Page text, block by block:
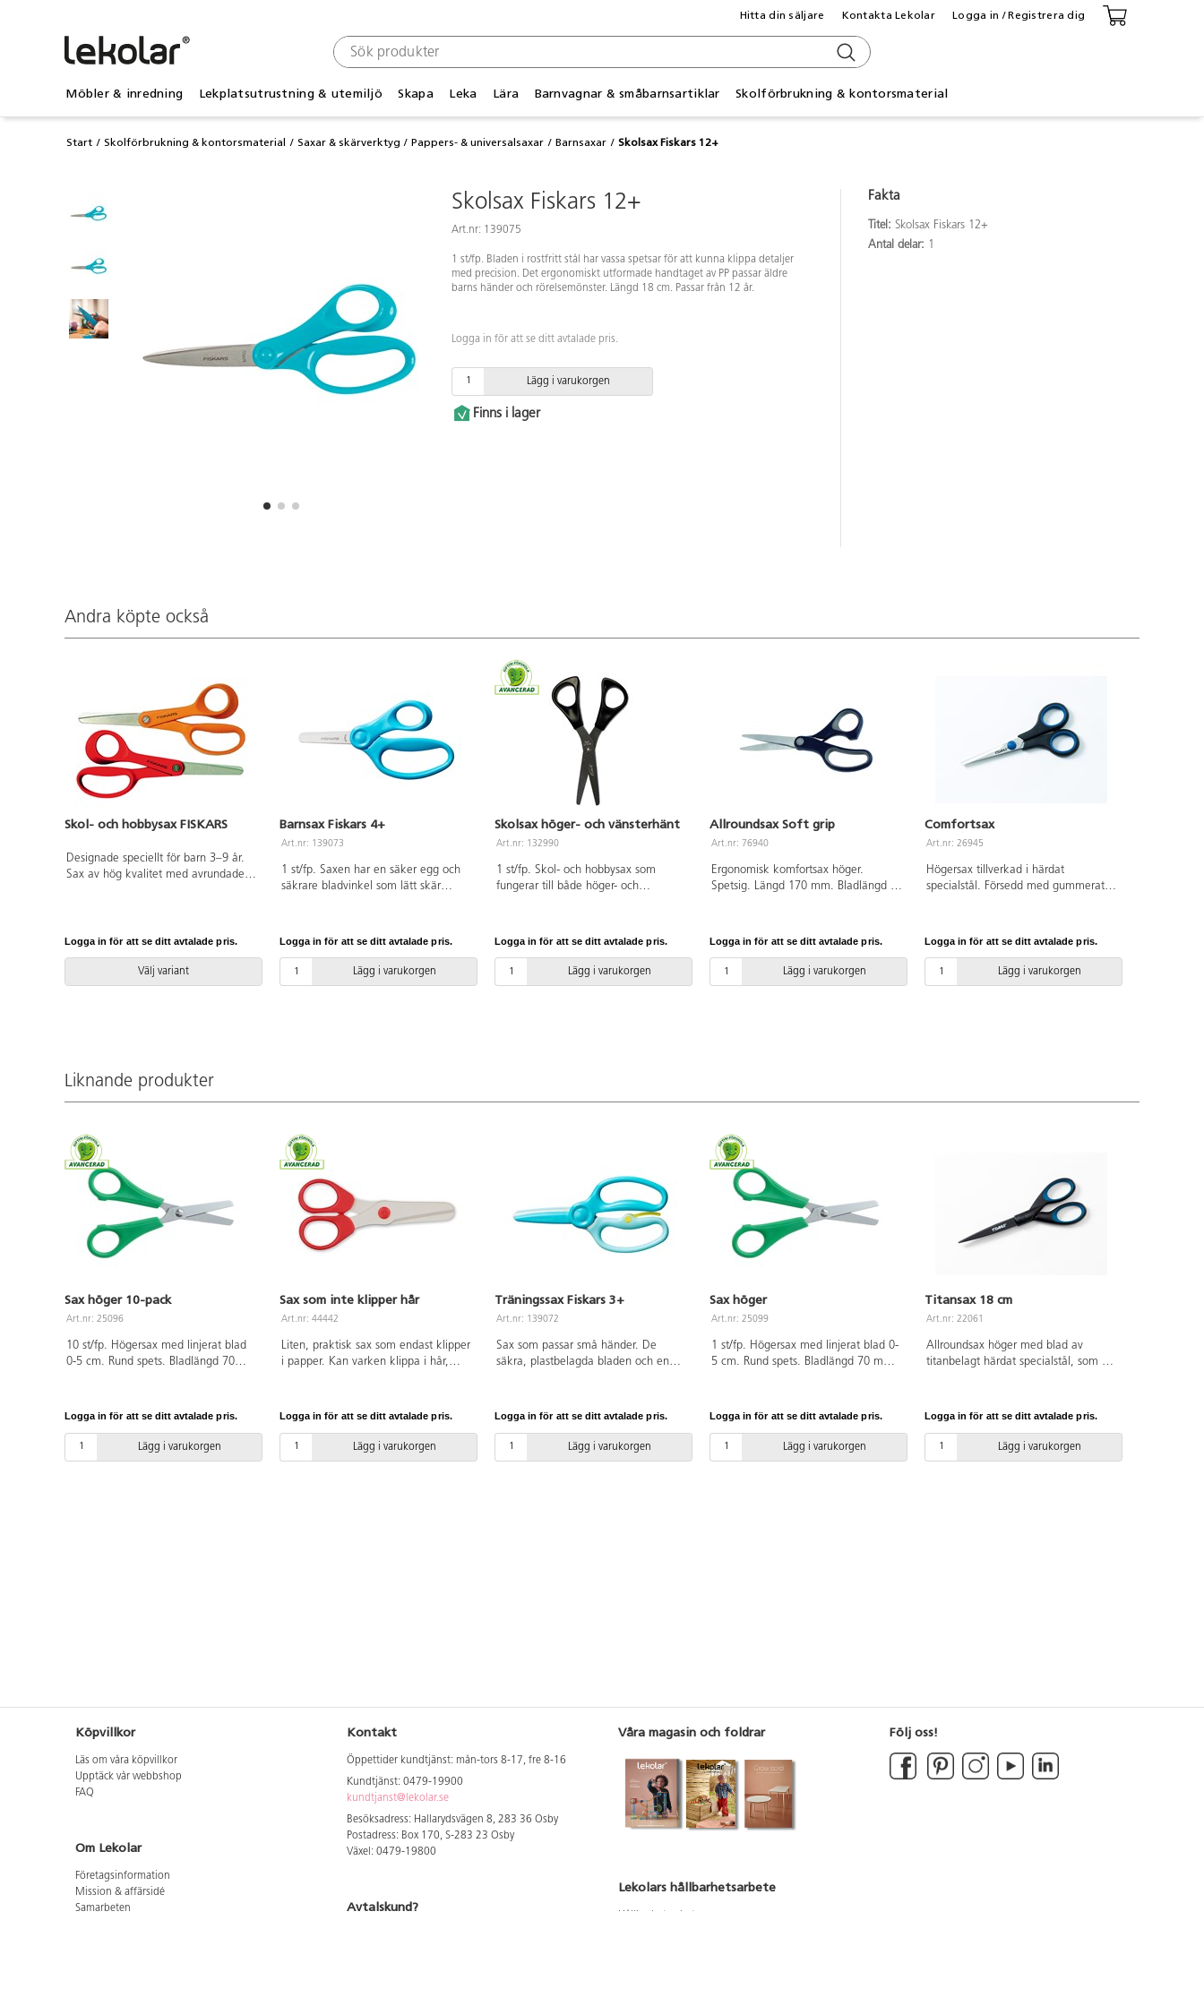
Möbler & inredning Lekplatsutrustning & utemiljö Skapa Leka Lära Barnvagnar & småbarnsartiklar Skolförbrukning & kontorsmaterial
Hitta din säljare Kontakta Lekolar Logga in / Registrera dig
Start Skolförbrukning & kontorsmaterial Saxar & skärverktyg Pappers- & universalsaxar Barnsaxar Skolsax Fiskars 12+
Skolsax Fiskars 12+
Art.nr: 139075
1 st/fp. Bladen i rostfritt stål har vassa spetsar för att kunna klippa detaljer
med precision. Det ergonomiskt utformade handtaget av PP passar äldre
barns händer och rörelsemönster. Längd 18 cm. Passar från 12 år.
Logga in för att se ditt avtalade pris.
Lägg i varukorgen
Finns i lager
Fakta
Titel: Skolsax Fiskars 12+
Antal delar: 1
Andra köpte också
Skol- och hobbysax FISKARS
Designade speciellt för barn 3–9 år.
Sax av hög kvalitet med avrundade
Logga in för att se ditt avtalade pris.
Välj variant
Barnsax Fiskars 4+
Art.nr: 139073
1 st/fp. Saxen har en säker egg och
säkrare bladvinkel som lätt skär
cm. Handtag av PP, bladen av rostfritt
stål. Passar barn från 6 år.
Logga in för att se ditt avtalade pris.
Lägg i varukorgen
Skolsax höger- och vänsterhänt
Art.nr: 132990
1 st/fp. Skol- och hobbysax som
fungerar till både höger- och
Logga in för att se ditt avtalade pris.
Lägg i varukorgen
Allroundsax Soft grip
Art.nr: 76940
Ergonomisk komfortsax höger.
Spetsig. Längd 170 mm. Bladlängd 75
Logga in för att se ditt avtalade pris.
Lägg i varukorgen
Comfortsax
Art.nr: 26945
Högersax tillverkad i härdat
specialstål. Försedd med gummerat
Logga in för att se ditt avtalade pris.
Lägg i varukorgen
Liknande produkter
Sax höger 10-pack
Art.nr: 25096
10 st/fp. Högersax med linjerat blad
0-5 cm. Rund spets. Bladlängd 70
Logga in för att se ditt avtalade pris.
Lägg i varukorgen
Sax som inte klipper hår
Art.nr: 44442
Liten, praktisk sax som endast klipper
i papper. Kan varken klippa i hår,
Logga in för att se ditt avtalade pris.
Lägg i varukorgen
Träningssax Fiskars 3+
Art.nr: 139072
Sax som passar små händer. De
säkra, plastbelagda bladen och en
kan fällas upp så att saxen öppnas
och stängs som en vanlig sax. De
Logga in för att se ditt avtalade pris.
Lägg i varukorgen
Sax höger
Art.nr: 25099
1 st/fp. Högersax med linjerat blad 0-
5 cm. Rund spets. Bladlängd 70 mm.
Logga in för att se ditt avtalade pris.
Lägg i varukorgen
Titansax 18 cm
Art.nr: 22061
Allroundsax höger med blad av
titanbelagt härdat specialstål, som ger
längd 18 cm. Bladlängd 8,2 cm.
Logga in för att se ditt avtalade pris.
Lägg i varukorgen
Köpvillkor
Läs om våra köpvillkor
Upptäck vår webbshop
FAQ
Om Lekolar
Företagsinformation
Mission & affärsidé
Samarbeten
Kontakt
Öppettider kundtjänst: mån-tors 8-17, fre 8-16
Kundtjänst: 0479-19900
kundtjanst@lekolar.se
Besöksadress: Hallarydsvägen 8, 283 36 Osby
Postadress: Box 170, S-283 23 Osby
Växel: 0479-19800
Avtalskund?
Våra magasin och foldrar
Lekolars hållbarhetsarbete
Följ oss!